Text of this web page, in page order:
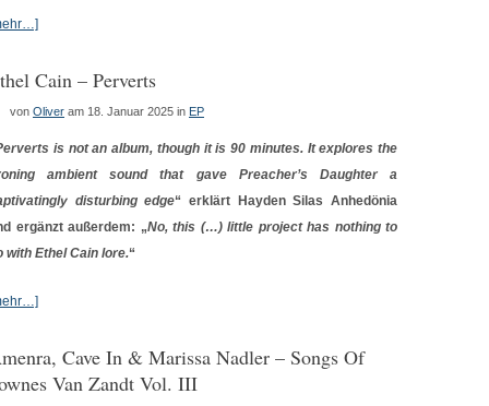
Cain – Perverts
von Oliver am 18. Januar 2025 in EP
is not an album, though it is 90 minutes. It explores the
ambient sound that gave Preacher’s Daughter a
disturbing edge“ erklärt Hayden Silas Anhedönia
ergänzt außerdem: „No, this (…) little project has nothing to
with Ethel Cain lore.“
Cave In & Marissa Nadler – Songs Of
Van Zandt Vol. III